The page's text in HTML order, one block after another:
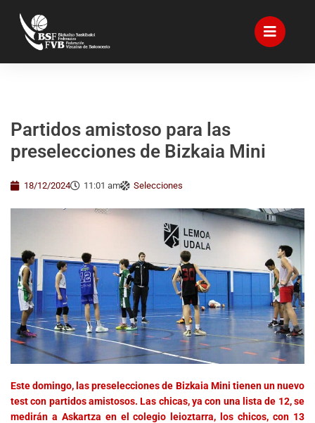
Partidos amistoso para las
preselecciones de Bizkaia Mini
18/12/2024 11:01 am Selecciones
Este domingo, las preselecciones de Bizkaia Mini tienen un nuevo
test con partidos amistosos. Las chicas, ya con una lista de 12, se
medirán a Askartza en el colegio leioztarra, los chicos, con 13